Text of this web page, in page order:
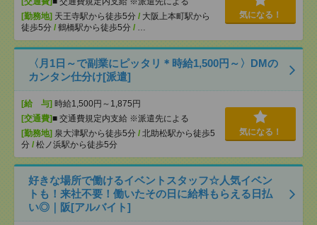
[勤務地] 天王寺駅から徒歩5分 / 大阪上本町駅から
徒歩5分 / 鶴橋駅から徒歩5分 / …
気になる！
〈月1日～で副業にピッタリ＊時給1,500円～〉DMの
カンタン仕分け[派遣]
[給 与] 時給1,500円～1,875円
[交通費]■ 交通費規定内支給 ※派遣先による
[勤務地] 泉大津駅から徒歩5分 / 北助松駅から徒歩5
分 / 松ノ浜駅から徒歩5分
気になる！
好きな場所で働けるイベントスタッフ☆人気イベン
トも！来社不要！働いたその日に給料もらえる日払
い◎｜阪[アルバイト]